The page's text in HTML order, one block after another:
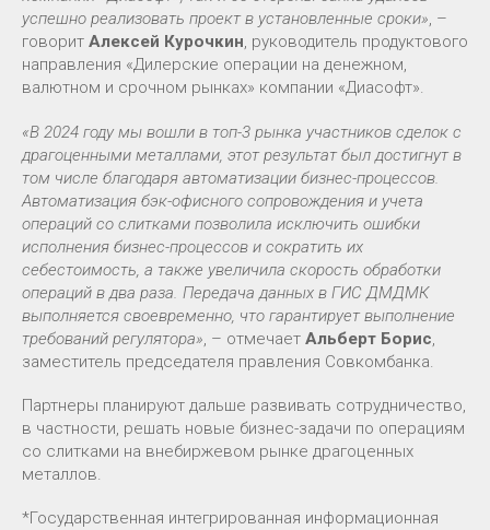
успешно реализовать проект в установленные сроки», –
говорит Алексей Курочкин, руководитель продуктового
направления «Дилерские операции на денежном,
валютном и срочном рынках» компании «Диасофт».
«В 2024 году мы вошли в топ-3 рынка участников сделок с
драгоценными металлами, этот результат был достигнут в
том числе благодаря автоматизации бизнес-процессов.
Автоматизация бэк-офисного сопровождения и учета
операций со слитками позволила исключить ошибки
исполнения бизнес-процессов и сократить их
себестоимость, а также увеличила скорость обработки
операций в два раза. Передача данных в ГИС ДМДМК
выполняется своевременно, что гарантирует выполнение
требований регулятора», – отмечает Альберт Борис,
заместитель председателя правления Совкомбанка.
Партнеры планируют дальше развивать сотрудничество,
в частности, решать новые бизнес-задачи по операциям
со слитками на внебиржевом рынке драгоценных
металлов.
*Государственная интегрированная информационная